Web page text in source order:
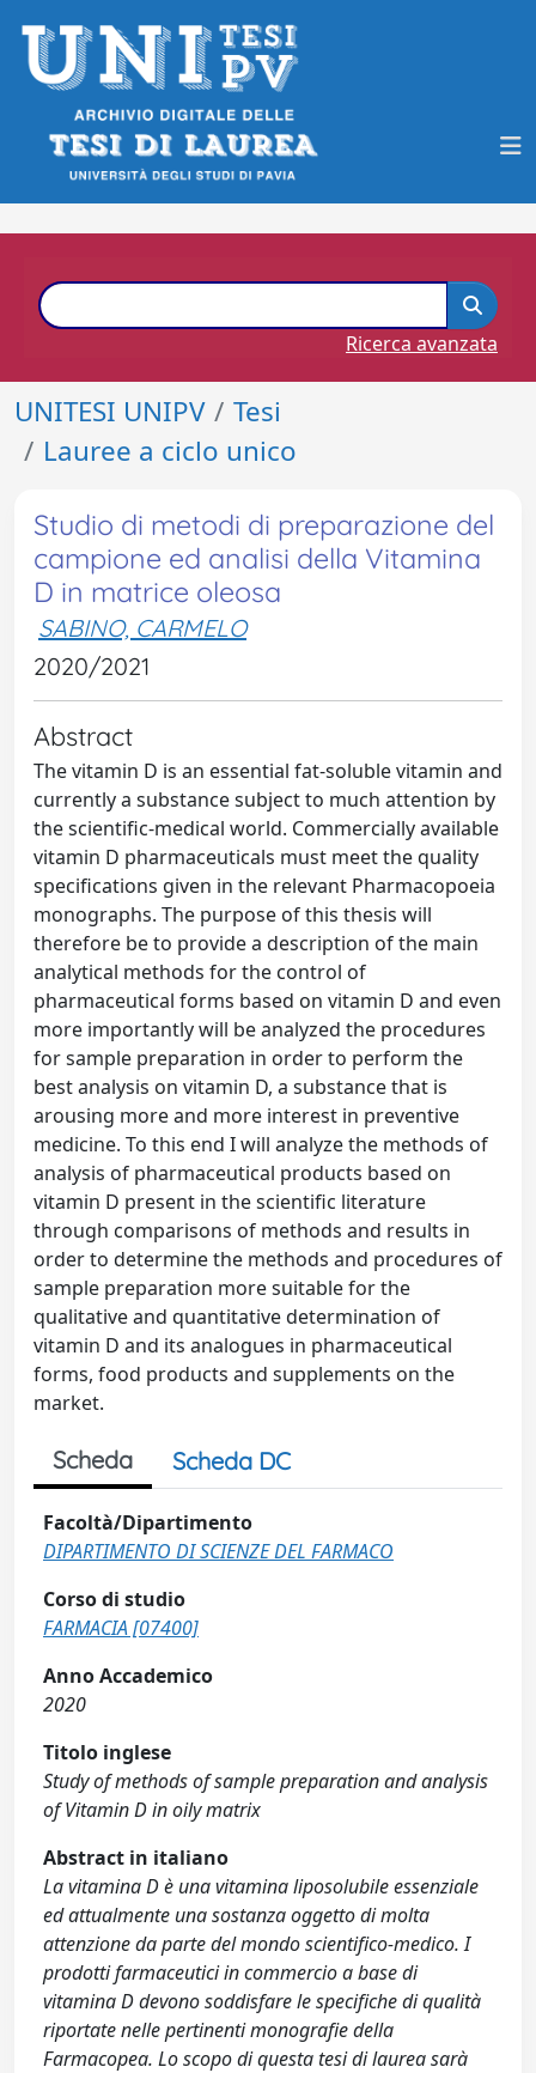
Ricerca avanzata
UNITESI UNIPV
Tesi
Lauree a ciclo unico
Studio di metodi di preparazione del
campione ed analisi della Vitamina
D in matrice oleosa
SABINO, CARMELO
2020/2021
Abstract
The vitamin D is an essential fat-soluble vitamin and
currently a substance subject to much attention by
the scientific-medical world. Commercially available
vitamin D pharmaceuticals must meet the quality
specifications given in the relevant Pharmacopoeia
monographs. The purpose of this thesis will
therefore be to provide a description of the main
analytical methods for the control of
pharmaceutical forms based on vitamin D and even
more importantly will be analyzed the procedures
for sample preparation in order to perform the
best analysis on vitamin D, a substance that is
arousing more and more interest in preventive
medicine. To this end I will analyze the methods of
analysis of pharmaceutical products based on
vitamin D present in the scientific literature
through comparisons of methods and results in
order to determine the methods and procedures of
sample preparation more suitable for the
qualitative and quantitative determination of
vitamin D and its analogues in pharmaceutical
forms, food products and supplements on the
market.
Scheda Scheda DC
Facoltà/Dipartimento
DIPARTIMENTO DI SCIENZE DEL FARMACO
Corso di studio
FARMACIA [07400]
Anno Accademico
2020
Titolo inglese
Study of methods of sample preparation and analysis
of Vitamin D in oily matrix
Abstract in italiano
La vitamina D è una vitamina liposolubile essenziale
ed attualmente una sostanza oggetto di molta
attenzione da parte del mondo scientifico-medico. I
prodotti farmaceutici in commercio a base di
vitamina D devono soddisfare le specifiche di qualità
riportate nelle pertinenti monografie della
Farmacopea. Lo scopo di questa tesi di laurea sarà